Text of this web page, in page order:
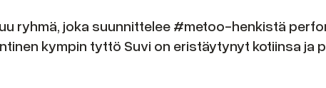
ryhmä, joka suunnittelee #metoo-henkistä
kympin tyttö Suvi on eristäytynyt kotiinsa ja